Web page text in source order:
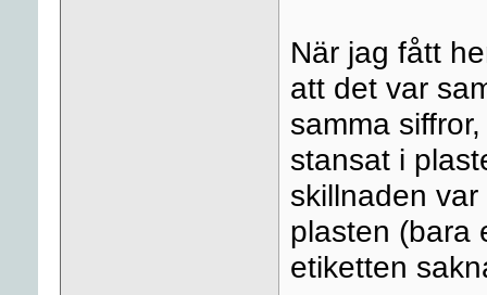
När jag fått
att det var
samma
stansat i
skillnaden
plasten (bara
etiketten